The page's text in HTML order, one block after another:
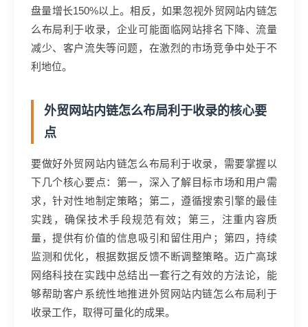
盘量增长150%以上。相反，如果忽视外贸网站内链怎
么布局利于收录，企业可能面临网站排名下降、流量
减少、客户流失等问题，在激烈的市场竞争中处于不
利地位。
外贸网站内链怎么布局利于收录的核心要
点
要做好外贸网站内链怎么布局利于收录，需要掌握以
下几个核心要点：第一，深入了解目标市场和用户需
求，针对性地制定策略；第二，遵循搜索引擎的最佳
实践，确保技术手段规范有效；第三，注重内容质
量，提供有价值的信息吸引和留住用户；第四，持续
监测和优化，根据数据反馈不断调整策略。迈广高球
网络科技在实践中总结出一套行之有效的方法论，能
够帮助客户系统性地推进外贸网站内链怎么布局利于
收录工作，取得可量化的成果。